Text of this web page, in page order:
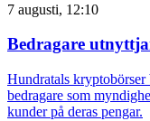
7 augusti, 12:10
Bedragare
Hundratals
bedragare som
kunder på deras pengar.